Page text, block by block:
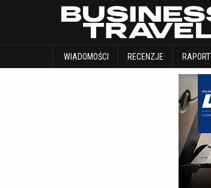
WIADOMOŚCI RECENZJE
WIADOMOŚCI RECENZJE